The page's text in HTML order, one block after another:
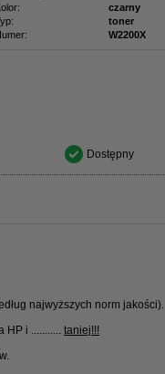
czarny
toner
W2200X
Dostępny
najwyższych norm jakości).
HP i ........... taniej!!!